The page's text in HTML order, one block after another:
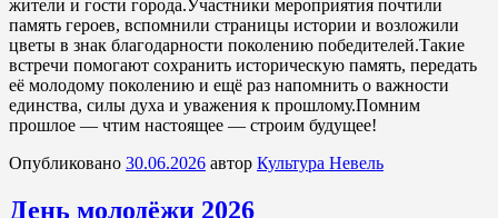
жители и гости города.Участники мероприятия почтили
память героев, вспомнили страницы истории и возложили
цветы в знак благодарности поколению победителей.Такие
встречи помогают сохранить историческую память, передать
её молодому поколению и ещё раз напомнить о важности
единства, силы духа и уважения к прошлому.Помним
прошлое — чтим настоящее — строим будущее!
Опубликовано 30.06.2026 автор Культура Невель
День молодёжи 2026